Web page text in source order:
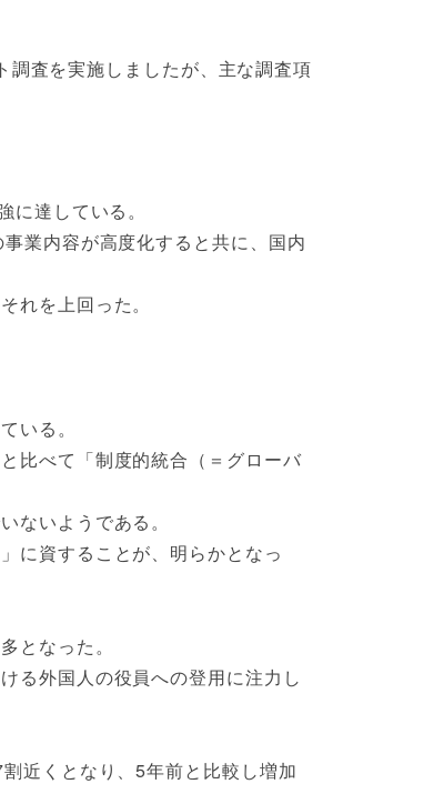
査を実施しましたが、主な調査項
達している。
業内容が高度化すると共に、国内
れを上回った。
いる。
比べて「制度的統合（＝グローバ
ないようである。
に資することが、明らかとなっ
となった。
る外国人の役員への登用に注力し
近くとなり、5年前と比較し増加